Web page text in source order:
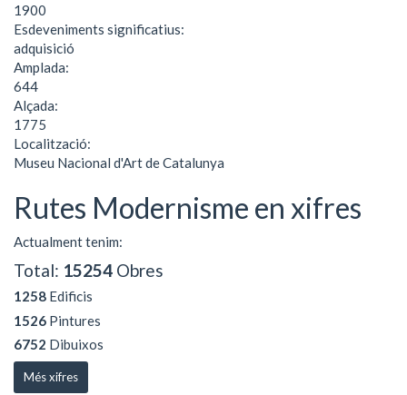
1900
Esdeveniments significatius:
adquisició
Amplada:
644
Alçada:
1775
Localització:
Museu Nacional d'Art de Catalunya
Rutes Modernisme en xifres
Actualment tenim:
Total: 15254 Obres
1258 Edificis
1526 Pintures
6752 Dibuixos
Més xifres